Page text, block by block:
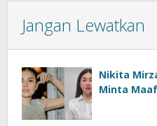
Jangan Lewatkan
Nikita
Minta